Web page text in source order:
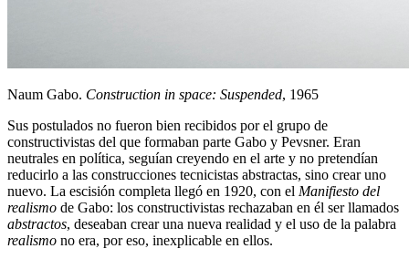
Naum Gabo. Construction in space: Suspended, 1965
Sus postulados no fueron bien recibidos por el grupo de
constructivistas del que formaban parte Gabo y Pevsner. Eran
neutrales en política, seguían creyendo en el arte y no pretendían
reducirlo a las construcciones tecnicistas abstractas, sino crear uno
nuevo. La escisión completa llegó en 1920, con el Manifiesto del
realismo de Gabo: los constructivistas rechazaban en él ser llamados
abstractos, deseaban crear una nueva realidad y el uso de la palabra
realismo no era, por eso, inexplicable en ellos.